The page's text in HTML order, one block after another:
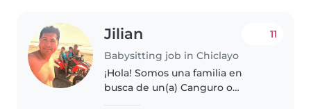
Jilian
Babysitting job in Chiclayo
11
¡Hola! Somos una familia en
busca de un(a) Canguro o